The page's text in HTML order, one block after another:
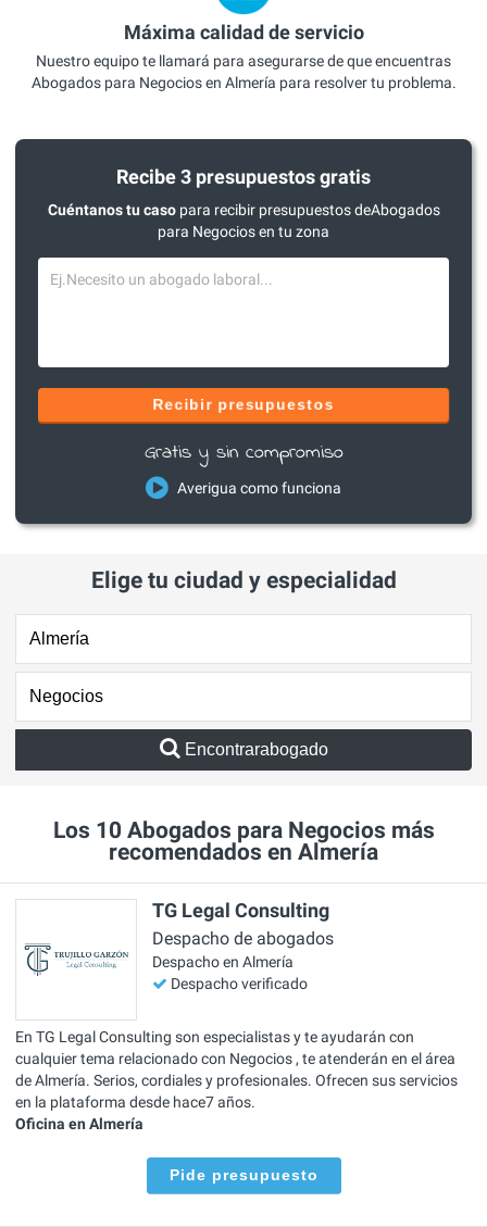
Máxima calidad de servicio
Nuestro equipo te llamará para asegurarse de que encuentras
Abogados para Negocios en Almería para resolver tu problema.
Recibe 3 presupuestos gratis
Cuéntanos tu casopara recibir presupuestos deAbogados
para Negocios en tu zona
Recibir presupuestos
Gratis y sin compromiso
Averigua como funciona
Elige tu ciudad y especialidad
Encontrarabogado
Los 10 Abogados para Negocios más
recomendados en Almería
TG Legal Consulting
Despacho de abogados
Despacho en Almería
Despacho verificado
En TG Legal Consulting son especialistas y te ayudarán con
cualquier tema relacionado con Negocios , te atenderán en el área
de Almería. Serios, cordiales y profesionales. Ofrecen sus servicios
en la plataforma desde hace7 años.
Oficina en Almería
Pide presupuesto